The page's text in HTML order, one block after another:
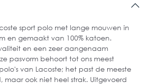
sport polo met lange mouwen in
en gemaakt van 100% katoen.
en een zeer aangenaam
pasvorm behoort tot ons meest
van Lacoste; het past de meeste
maar ook niet heel strak. Uitgevoerd